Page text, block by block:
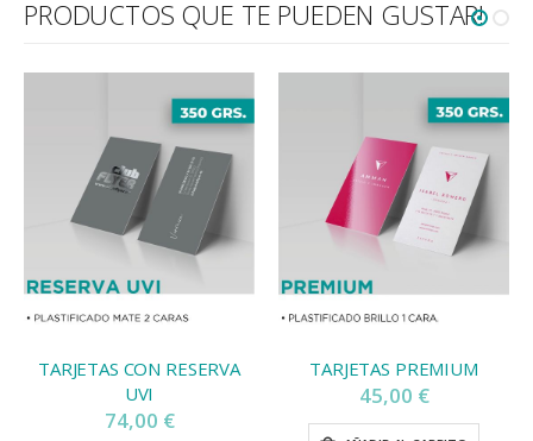
PRODUCTOS QUE TE PUEDEN GUSTAR!
TARJETAS CON RESERVA
UVI
74,00 €
TARJETAS PREMIUM
45,00 €